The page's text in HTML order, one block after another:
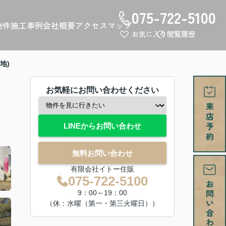
施工事例会社概要アクセスマップ075-722-5100
お気に入り 閲覧履歴
)
お気軽にお問い合わせください
LINEからお問い合わせ
無料お問い合わせ
有限会社イトー住販
075-722-5100
9：00～19：00
（休：水曜（第一・第三火曜日））